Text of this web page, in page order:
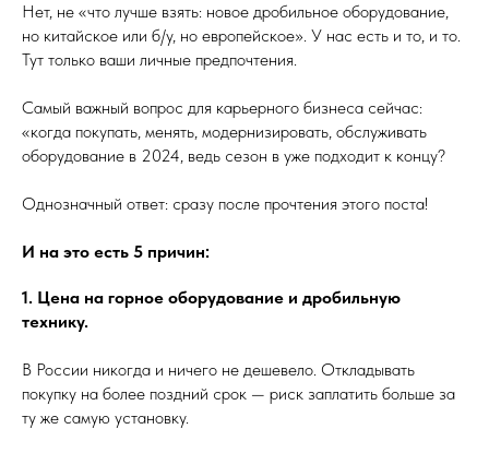
Нет, не «что лучше взять: новое дробильное оборудование,
но китайское или б/у, но европейское». У нас есть и то, и то.
Тут только ваши личные предпочтения.
Самый важный вопрос для карьерного бизнеса сейчас:
«когда покупать, менять, модернизировать, обслуживать
оборудование в 2024, ведь сезон в уже подходит к концу?
Однозначный ответ: сразу после прочтения этого поста!
И на это есть 5 причин:
1. Цена на горное оборудование и дробильную
технику.
В России никогда и ничего не дешевело. Откладывать
покупку на более поздний срок — риск заплатить больше за
ту же самую установку.